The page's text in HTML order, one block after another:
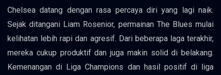
Chelsea datang dengan rasa percaya diri yang lagi naik.
Sejak ditangani Liam Rosenior, permainan The Blues mulai
kelihatan lebih rapi dan agresif. Dari beberapa laga terakhir,
mereka cukup produktif dan juga makin solid di belakang.
Kemenangan di Liga Champions dan hasil positif di liga